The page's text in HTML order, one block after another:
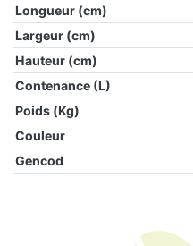
Longueur (cm)
Largeur (cm)
Hauteur (cm)
Contenance (L)
Poids (Kg)
Couleur
Gencod